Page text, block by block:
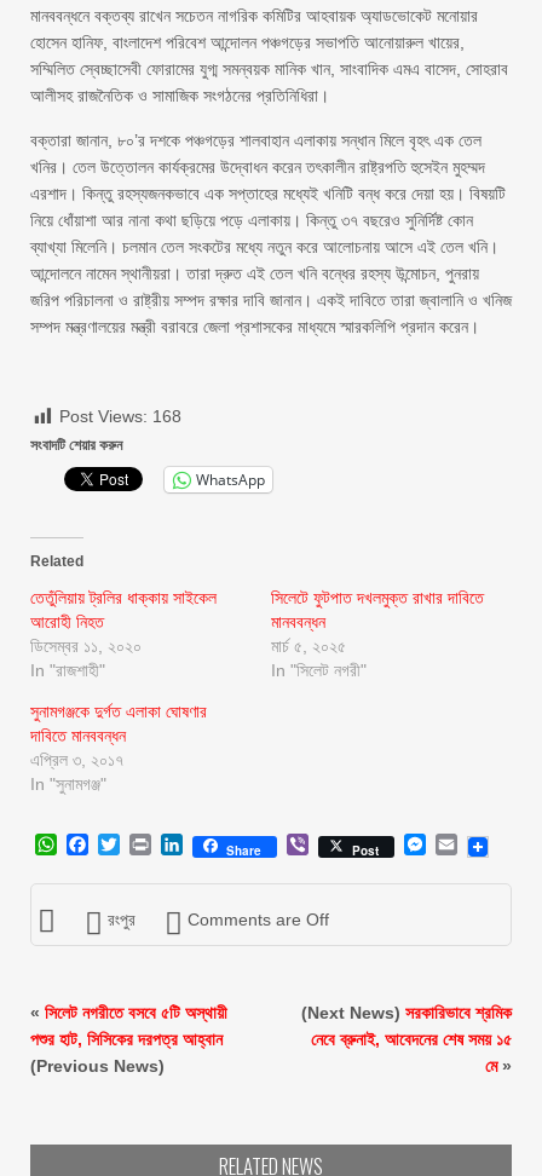
মানববন্ধনে বক্তব্য রাখেন সচেতন নাগরিক কমিটির আহবায়ক অ্যাডভোকেট মনোয়ার
হোসেন হানিফ, বাংলাদেশ পরিবেশ আন্দোলন পঞ্চগড়ের সভাপতি আনোয়ারুল খায়ের,
সম্মিলিত স্বেচ্ছাসেবী ফোরামের যুগ্ম সমন্বয়ক মানিক খান, সাংবাদিক এমএ বাসেদ, সোহরাব
আলীসহ রাজনৈতিক ও সামাজিক সংগঠনের প্রতিনিধিরা।
বক্তারা জানান, ৮০’র দশকে পঞ্চগড়ের শালবাহান এলাকায় সন্ধান মিলে বৃহৎ এক তেল
খনির। তেল উত্তোলন কার্যক্রমের উদ্বোধন করেন তৎকালীন রাষ্ট্রপতি হুসেইন মুহম্মদ
এরশাদ। কিন্তু রহস্যজনকভাবে এক সপ্তাহের মধ্যেই খনিটি বন্ধ করে দেয়া হয়। বিষয়টি
নিয়ে ধোঁয়াশা আর নানা কথা ছড়িয়ে পড়ে এলাকায়। কিন্তু ৩৭ বছরেও সুনির্দিষ্ট কোন
ব্যাখ্যা মিলেনি। চলমান তেল সংকটের মধ্যে নতুন করে আলোচনায় আসে এই তেল খনি।
আন্দোলনে নামেন স্থানীয়রা। তারা দ্রুত এই তেল খনি বন্ধের রহস্য উন্মোচন, পুনরায়
জরিপ পরিচালনা ও রাষ্ট্রীয় সম্পদ রক্ষার দাবি জানান। একই দাবিতে তারা জ্বালানি ও খনিজ
সম্পদ মন্ত্রণালয়ের মন্ত্রী বরাবরে জেলা প্রশাসকের মাধ্যমে স্মারকলিপি প্রদান করেন।
Post Views: 168
সংবাদটি শেয়ার করুন
WhatsApp
Related
তেতুঁলিয়ায় ট্রলির ধাক্কায় সাইকেল
আরোহী নিহত
ডিসেম্বর ১১, ২০২০
In "রাজশাহী"
সিলেটে ফুটপাত দখলমুক্ত রাখার দাবিতে
মানববন্ধন
মার্চ ৫, ২০২৫
In "সিলেট নগরী"
সুনামগঞ্জকে দুর্গত এলাকা ঘোষণার
দাবিতে মানববন্ধন
এপ্রিল ৩, ২০১৭
In "সুনামগঞ্জ"
WhatsApp
Facebook
Twitter
Print LinkedIn
Share ViberPost Messenger
Email
রংপুর Comments are Off
« সিলেট নগরীতে বসবে ৫টি অস্থায়ী
পশুর হাট, সিসিকের দরপত্র আহ্বান
(Previous News)
(Next News) সরকারিভাবে শ্রমিক
নেবে ব্রুনাই, আবেদনের শেষ সময় ১৫
মে»
RELATED NEWS